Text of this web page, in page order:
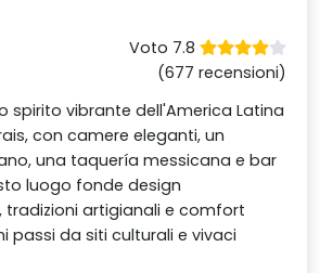
Voto 7.8
(677 recensioni)
spirito vibrante dell'America Latina
con camere eleganti, un
una taquería messicana e bar
luogo fonde design
artigianali e comfort
passi da siti culturali e vivaci